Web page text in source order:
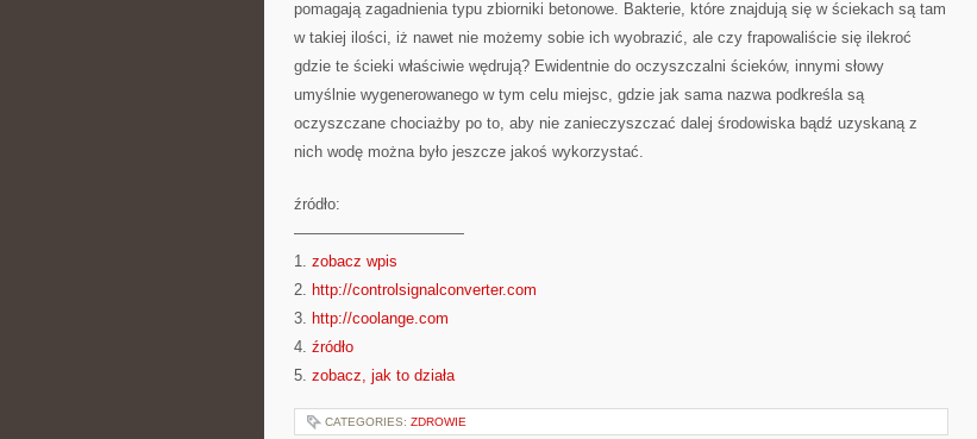
pomagają zagadnienia typu zbiorniki betonowe. Bakterie, które znajdują się w ściekach są tam
w takiej ilości, iż nawet nie możemy sobie ich wyobrazić, ale czy frapowaliście się ilekroć
gdzie te ścieki właściwie wędrują? Ewidentnie do oczyszczalni ścieków, innymi słowy
umyślnie wygenerowanego w tym celu miejsc, gdzie jak sama nazwa podkreśla są
oczyszczane chociażby po to, aby nie zanieczyszczać dalej środowiska bądź uzyskaną z
nich wodę można było jeszcze jakoś wykorzystać.
źródło:
———————————
1. zobacz wpis
2. http://controlsignalconverter.com
3. http://coolange.com
4. źródło
5. zobacz, jak to działa
CATEGORIES: ZDROWIE